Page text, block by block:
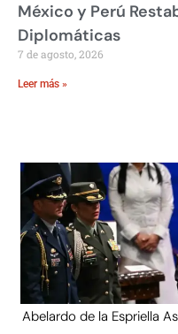
México y Perú
Diplomáticas
7 de agosto, 2026
Leer más »
Abelardo de la Espriella